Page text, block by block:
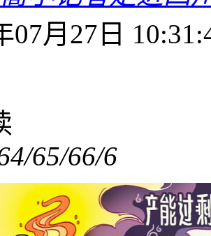
07月27日
4/65/66/6